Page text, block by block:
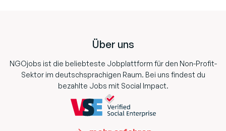
Über uns
NGOjobs ist die beliebteste Jobplattform für den Non-Profit-
Sektor im deutschsprachigen Raum. Bei uns findest du
bezahlte Jobs mit Social Impact.